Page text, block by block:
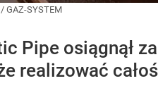
/ GAZ-SYSTEM
Pipe osiągnął
realizować